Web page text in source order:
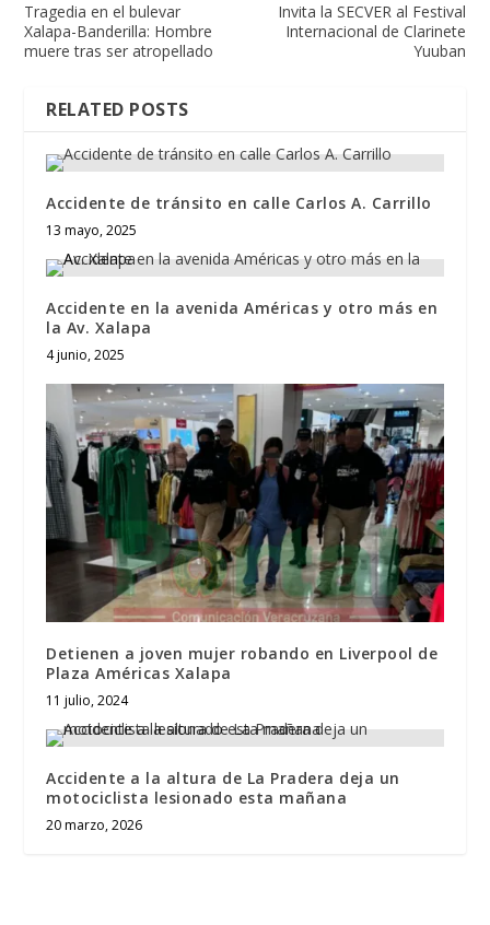
Tragedia en el bulevar
Xalapa-Banderilla: Hombre
muere tras ser atropellado
Invita la SECVER al Festival
Internacional de Clarinete
Yuuban
RELATED POSTS
Accidente de tránsito en calle Carlos A. Carrillo
13 mayo, 2025
Accidente en la avenida Américas y otro más en
la Av. Xalapa
4 junio, 2025
Detienen a joven mujer robando en Liverpool de
Plaza Américas Xalapa
11 julio, 2024
Accidente a la altura de La Pradera deja un
motociclista lesionado esta mañana
20 marzo, 2026